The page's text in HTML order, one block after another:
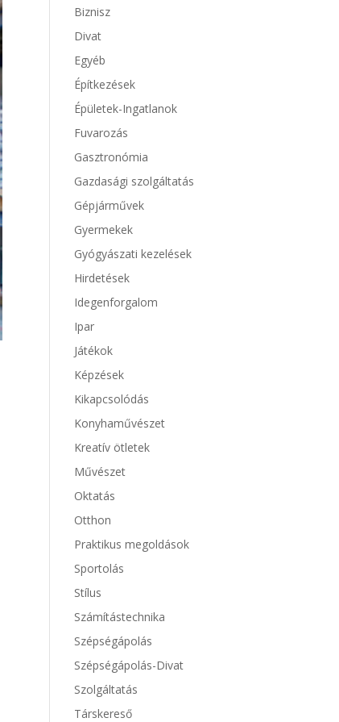
Biznisz
Divat
Egyéb
Építkezések
Épületek-Ingatlanok
Fuvarozás
Gasztronómia
Gazdasági szolgáltatás
Gépjárművek
Gyermekek
Gyógyászati kezelések
Hirdetések
Idegenforgalom
Ipar
Játékok
Képzések
Kikapcsolódás
Konyhaművészet
Kreatív ötletek
Művészet
Oktatás
Otthon
Praktikus megoldások
Sportolás
Stílus
Számítástechnika
Szépségápolás
Szépségápolás-Divat
Szolgáltatás
Társkereső